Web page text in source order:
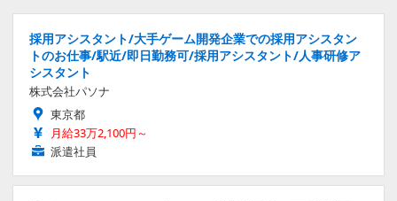
採用アシスタント/大手ゲーム開発企業での採用アシスタン
トのお仕事/駅近/即日勤務可/採用アシスタント/人事研修ア
シスタント
株式会社パソナ
東京都
月給33万2,100円～
派遣社員